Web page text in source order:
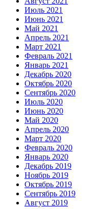
Июль 2021
Июнь 2021
Май 2021
Апрель 2021
Март 2021
Февраль 2021
Январь 2021
Декабрь 2020
Октябрь 2020
Сентябрь 2020
Июль 2020
Июнь 2020
Май 2020
Апрель 2020
Март 2020
Февраль 2020
Январь 2020
Декабрь 2019
Ноябрь 2019
Октябрь 2019
Сентябрь 2019
Август 2019